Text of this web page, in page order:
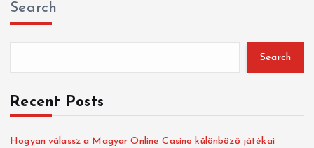
Search
Search
Recent Posts
Hogyan válassz a Magyar Online Casino különböző játékai